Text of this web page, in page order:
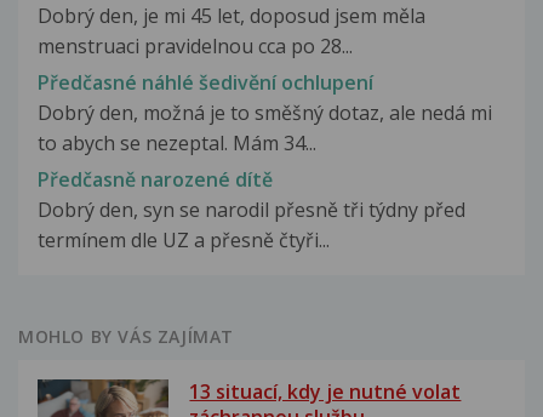
Dobrý den, je mi 45 let, doposud jsem měla
menstruaci pravidelnou cca po 28...
Předčasné náhlé šedivění ochlupení
Dobrý den, možná je to směšný dotaz, ale nedá mi
to abych se nezeptal. Mám 34...
Předčasně narozené dítě
Dobrý den, syn se narodil přesně tři týdny před
termínem dle UZ a přesně čtyři...
MOHLO BY VÁS ZAJÍMAT
13 situací, kdy je nutné volat